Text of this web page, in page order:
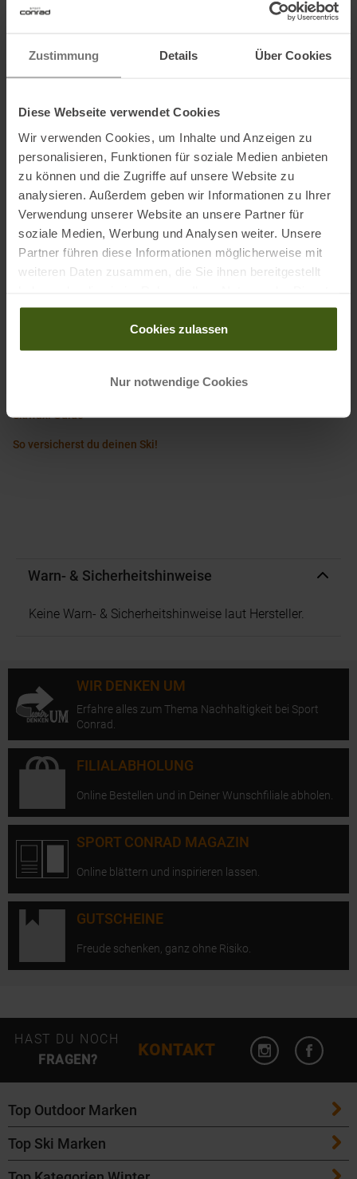
Zustimmung Details Über Cookies
Diese Webseite verwendet Cookies
Wir verwenden Cookies, um Inhalte und Anzeigen zu
personalisieren, Funktionen für soziale Medien anbieten
zu können und die Zugriffe auf unsere Website zu
analysieren. Außerdem geben wir Informationen zu Ihrer
Verwendung unserer Website an unsere Partner für
soziale Medien, Werbung und Analysen weiter. Unsere
Partner führen diese Informationen möglicherweise mit
weiteren Daten zusammen, die Sie ihnen bereitgestellt
gesammelt haben.
Cookies zulassen
Nur notwendige Cookies
Name des Herstellers:
Brav Germany GmbH
Postanschrift des Herstellers:
Elektronische Adresse des
Herstellers:customerservice.germany@brav.com
PRODUKTEIGENSCHAFTEN:
Wissenswertes in unserem Blog
Skiwaxl Guide
So versicherst du deinen Ski!
Warn- & Sicherheitshinweise
Keine Warn- & Sicherheitshinweise laut Hersteller.
WIR DENKEN UM
Erfahre alles zum Thema Nachhaltigkeit bei Sport
Conrad.
FILIALABHOLUNG
Online Bestellen und in Deiner Wunschfiliale abholen.
SPORT CONRAD MAGAZIN
Online blättern und inspirieren lassen.
GUTSCHEINE
Freude schenken, ganz ohne Risiko.
HAST DU NOCH
FRAGEN?
KONTAKT
Instagram
Top Outdoor Marken
Patagonia
Top Ski Marken